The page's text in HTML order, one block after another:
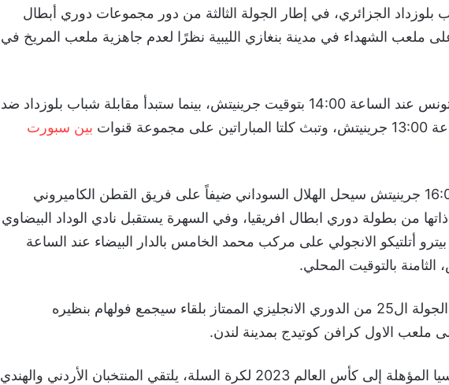
بلوزداد الجزائري، في إطار الجولة الثالثة من دور مجموعات دوري أبطال
على ملعب الشهداء في مدينة بنغازي الليبية نظرًا لعدم جاهزية ملعب المريخ في
وستقام مباراة تونس عند الساعة 14:00 بتوقيت جرينيتش، بينما ستبدأ مقابلة شباب بلوزداد ضد
قنوات
بين سبورت
وفي الساعة 16:00 جرينيتش سيحل الهلال السوداني ضيفاً على فريق القطن الكاميروني
من بطولة دوري ابطال افريقيا، وفي السهرة يستقبل نادي الوداد البيضاوي
أتلتيكو الانجولي على مركب محمد الخامس بالدار البيضاء عند الساعة
وتفتتح مباريات الجولة ال25 من الدوري الانجليزي الممتاز بلقاء سيجمع فولهام بنظيره
ملعب الاول كرافن كوتيدج بمدينة لندن.
وفي تصفيات أسيا المؤهلة إلى كأس العالم 2023 لكرة السلة، يلتقي المنتخبان الأردني والهندي